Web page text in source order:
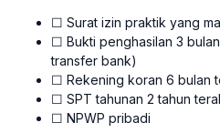
☐ Surat izin praktik yang
☐ Bukti penghasilan 3
transfer bank)
☐ Rekening koran 6 bulan
☐ SPT tahunan 2 tahun
☐ NPWP pribadi